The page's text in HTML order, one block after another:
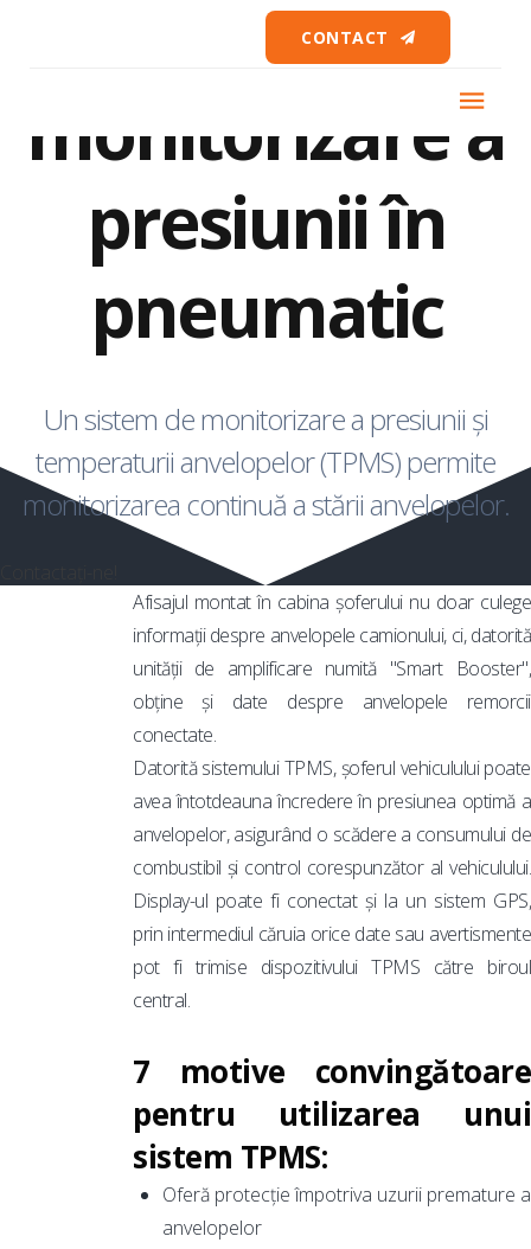
CONTACT
Sistem TPMS de
monitorizare a
presiunii în
pneumatic
Un sistem de monitorizare a presiunii și
temperaturii anvelopelor (TPMS) permite
monitorizarea continuă a stării anvelopelor.
Afisajul montat în cabina șoferului nu doar culege
informații despre anvelopele camionului, ci, datorită
unității de amplificare numită "Smart Booster",
obține și date despre anvelopele remorcii
conectate.
Datorită sistemului TPMS, șoferul vehiculului poate
avea întotdeauna încredere în presiunea optimă a
anvelopelor, asigurând o scădere a consumului de
combustibil și control corespunzător al vehiculului.
Display-ul poate fi conectat și la un sistem GPS,
prin intermediul căruia orice date sau avertismente
pot fi trimise dispozitivului TPMS către biroul
central.
7 motive convingătoare
pentru utilizarea unui
sistem TPMS:
Oferă protecție împotriva uzurii premature a
anvelopelor